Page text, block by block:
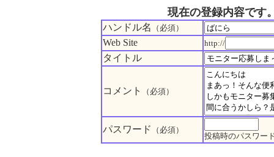
現在の登録内容です
ハンドル名 （必須）
Web Site http://
タイトル
コメント （必須）
パスワード （必須）
投稿時のパスワー